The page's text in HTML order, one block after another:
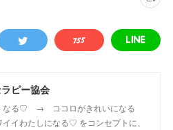
ピー協会
なる♡ → ココロがきれいになる
わたしになる♡ をコンセプトに、